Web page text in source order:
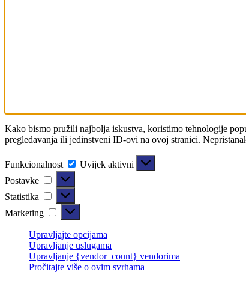
Kako bismo pružili najbolja iskustva, koristimo tehnologije
pregledavanja ili jedinstveni ID-ovi na ovoj stranici.
Funkcionalnost
Uvijek aktivni
Postavke
Statistika
Marketing
Upravljajte opcijama
Upravljanje uslugama
Upravljanje {vendor_count} vendorima
Pročitajte više o ovim svrhama